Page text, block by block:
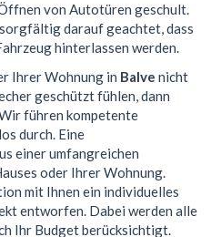
von Autotüren geschult.
darauf geachtet, dass
hinterlassen werden.
Ihrer Wohnung in Balve nicht
geschützt fühlen, dann
führen kompetente
durch. Eine
einer umfangreichen
oder Ihrer Wohnung.
mit Ihnen ein individuelles
entworfen. Dabei werden alle
Ihr Budget berücksichtigt.